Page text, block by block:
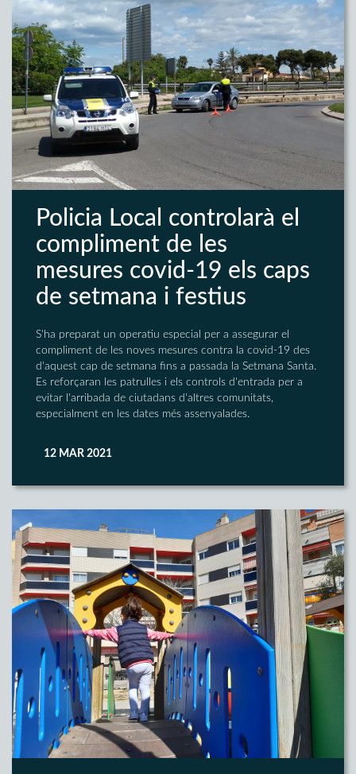
Policia Local controlarà el
compliment de les
mesures covid-19 els caps
de setmana i festius
S'ha preparat un operatiu especial per a assegurar el
compliment de les noves mesures contra la covid-19 des
d'aquest cap de setmana fins a passada la Setmana Santa.
Es reforçaran les patrulles i els controls d'entrada per a
evitar l'arribada de ciutadans d'altres comunitats,
especialment en les dates més assenyalades.
12 MAR 2021